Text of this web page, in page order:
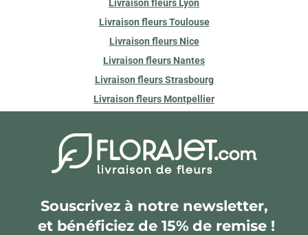
Livraison fleurs Lyon
Livraison fleurs Toulouse
Livraison fleurs Nice
Livraison fleurs Nantes
Livraison fleurs Strasbourg
Livraison fleurs Montpellier
Souscrivez à notre newsletter,
et bénéficiez de 15% de remise !